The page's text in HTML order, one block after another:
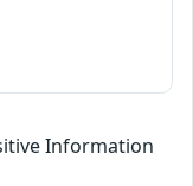
Information